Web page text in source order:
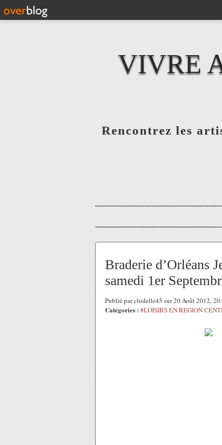
VIVRE
Rencontrez les
Braderie d’Orléans
samedi 1er
Publié par clodelle45 sur 20 Août 2012,
Catégories : #LOISIRS EN REGION